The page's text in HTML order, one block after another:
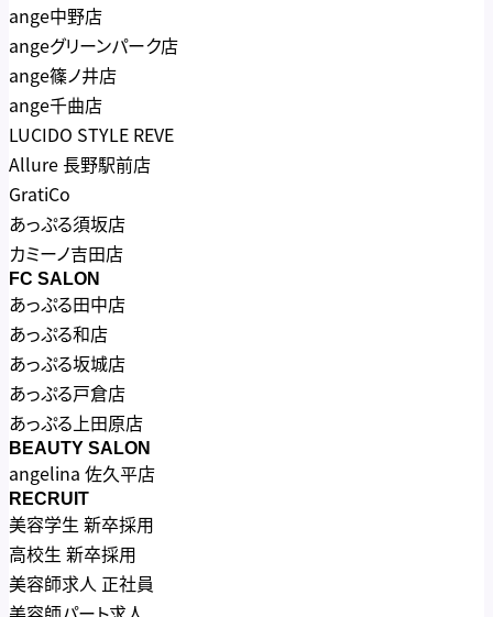
ange中野店
angeグリーンパーク店
ange篠ノ井店
ange千曲店
LUCIDO STYLE REVE
Allure 長野駅前店
GratiCo
あっぷる須坂店
カミーノ吉田店
FC SALON
あっぷる田中店
あっぷる和店
あっぷる坂城店
あっぷる戸倉店
あっぷる上田原店
BEAUTY SALON
angelina 佐久平店
RECRUIT
美容学生 新卒採用
高校生 新卒採用
美容師求人 正社員